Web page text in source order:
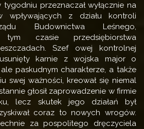
przeznaczał wyłącznie na
wpływających z działu kontroli
Budownictwa Leśnego,
czasie przedsiębiorstwa
Szef owej kontrolnej
karnie z wojska major o
paskudnym charakterze, a także
swej ważności, kreował się niemal
głosił zaprowadzenie w firmie
lecz skutek jego działań był
coraz to nowych wrogów.
za pospolitego dręczyciela